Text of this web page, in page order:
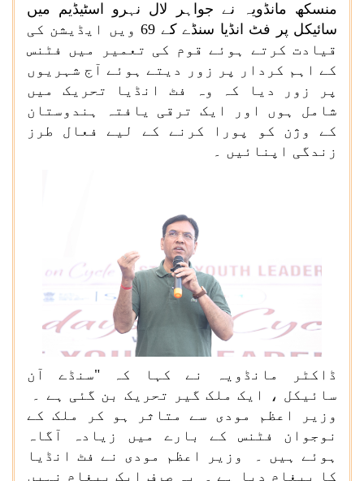
منسکھ مانڈویہ نے جواہر لال نہرو اسٹیڈیم میں
سائیکل پر فٹ انڈیا سنڈے کے 69ویں ایڈیشن کی
قیادت کرتے ہوئے قوم کی تعمیر میں فٹنس
کے اہم کردار پر زور دیتے ہوئے آج شہریوں
پر زور دیا کہ وہ فٹ انڈیا تحریک میں
شامل ہوں اور ایک ترقی یافتہ ہندوستان
کے وژن کو پورا کرنے کے لیے فعال طرز
زندگی اپنائیں ۔
ڈاکٹر مانڈویہ نے کہا کہ "سنڈے آن
سائیکل ، ایک ملک گیر تحریک بن گئی ہے ۔
وزیر اعظم مودی سے متاثر ہو کر ملک کے
نوجوان فٹنس کے بارے میں زیادہ آگاہ
ہوئے ہیں ۔ وزیر اعظم مودی نے فٹ انڈیا
کا پیغام دیا ہے ۔ یہ صرف ایک پیغام نہیں